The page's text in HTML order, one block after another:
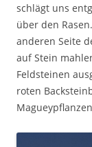
schlägt uns
über den
anderen Seite
auf Stein
Feldsteinen
roten